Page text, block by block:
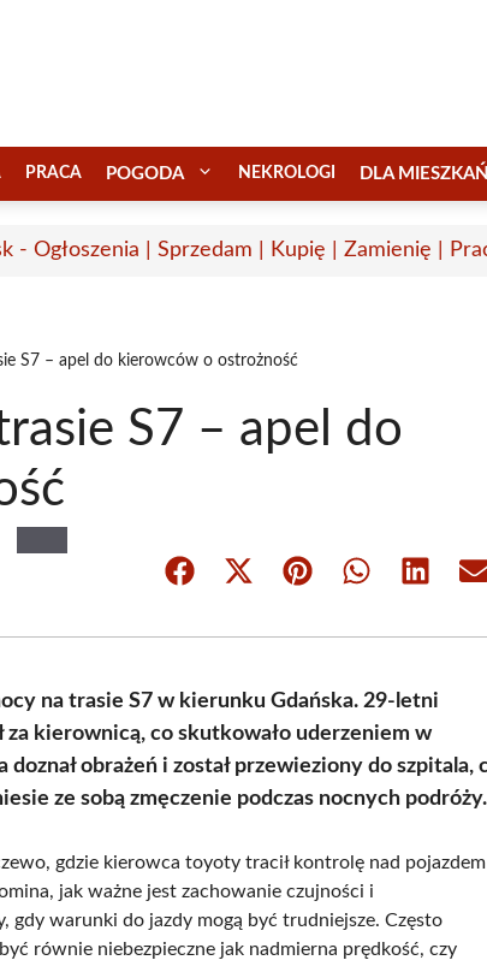
PRACA POGODA NEKROLOGI DLA
- Ogłoszenia | Sprzedam | Kupię | Zamienię |
S7 – apel do kierowców o ostrożność
S7 – apel do
Share
Share
(Twitter)
Share Share Share
na trasie S7 w kierunku Gdańska. 29-letni
kierownicą, co skutkowało uderzeniem w
obrażeń i został przewieziony do szpitala,
ze sobą zmęczenie podczas nocnych podróży.
gdzie kierowca toyoty tracił kontrolę nad pojazdem
jak ważne jest zachowanie czujności i
gdy warunki do jazdy mogą być trudniejsze. Często
równie niebezpieczne jak nadmierna prędkość, czy